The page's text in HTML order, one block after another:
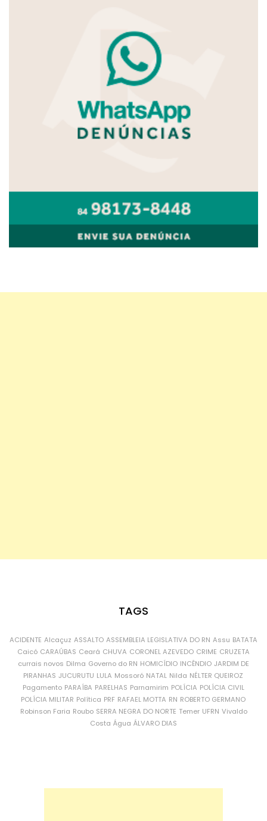
TAGS
ACIDENTE Alcaçuz ASSALTO ASSEMBLEIA LEGISLATIVA DO RN Assu BATATA
Caicó CARAÚBAS Ceará CHUVA CORONEL AZEVEDO CRIME CRUZETA
currais novos Dilma Governo do RN HOMICÍDIO INCÊNDIO JARDIM DE
PIRANHAS JUCURUTU LULA Mossoró NATAL Nilda NÉLTER QUEIROZ
Pagamento PARAÍBA PARELHAS Parnamirim POLÍCIA POLÍCIA CIVIL
POLÍCIA MILITAR Política PRF RAFAEL MOTTA RN ROBERTO GERMANO
Robinson Faria Roubo SERRA NEGRA DO NORTE Temer UFRN Vivaldo
Costa Água ÁLVARO DIAS